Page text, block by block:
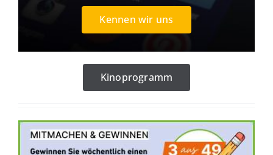
Kennen wir uns
Kinoprogramm